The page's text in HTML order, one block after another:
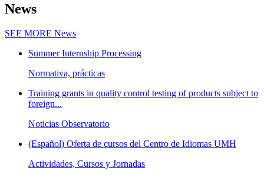
News
SEE MORE News
Summer Internship Processing
Normativa, prácticas
Training grants in quality control testing of products subject to
foreign...
Noticias Observatorio
(Español) Oferta de cursos del Centro de Idiomas UMH
Actividades, Cursos y Jornadas